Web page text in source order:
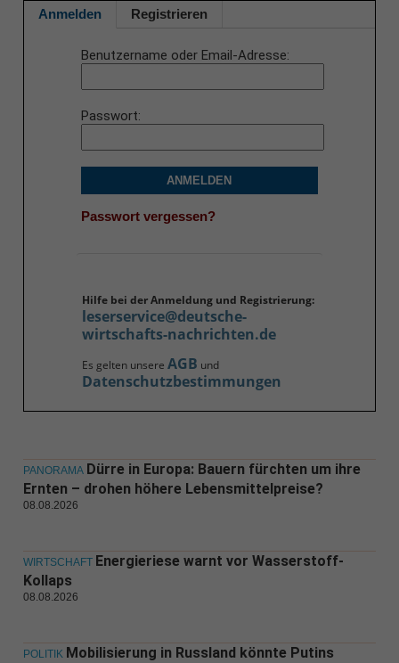
Anmelden Registrieren
Benutzername oder Email-Adresse
Passwort
ANMELDEN
Passwort vergessen?
Hilfe bei der Anmeldung und Registrierung:
leserservice@deutsche-
wirtschafts-nachrichten.de
Es gelten unsere AGB und
Datenschutzbestimmungen
PANORAMA Dürre in Europa: Bauern fürchten um ihre
Ernten – drohen höhere Lebensmittelpreise?
08.08.2026
WIRTSCHAFT Energieriese warnt vor Wasserstoff-
Kollaps
08.08.2026
POLITIK Mobilisierung in Russland könnte Putins